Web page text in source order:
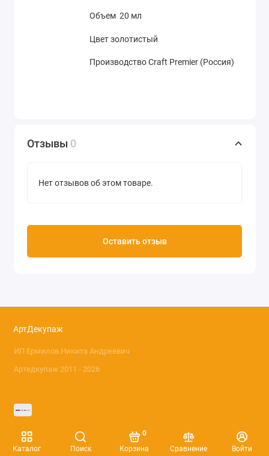
Каталог Поиск Корзина
0
Сравнение
Войти
Объем 20 мл
Цвет золотистый
Производство Craft Premier (Россия)
Отзывы 0
Нет отзывов об этом товаре.
Оставить отзыв
АртДекупаж
ИП Ермилов Никита Андреевич
Артедкупаж 2011 - 2026